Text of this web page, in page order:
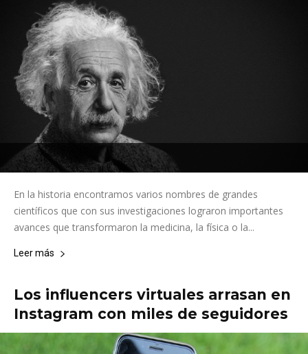
En la historia encontramos varios nombres de grandes
científicos que con sus investigaciones lograron importantes
avances que transformaron la medicina, la física o la...
Leer más
Los influencers virtuales arrasan en
Instagram con miles de seguidores